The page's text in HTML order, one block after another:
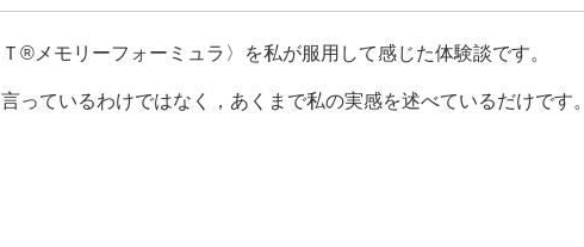
®メモリーフォーミュラ〉を私が服用して感じた体験談です。
っているわけではなく，あくまで私の実感を述べているだけです。